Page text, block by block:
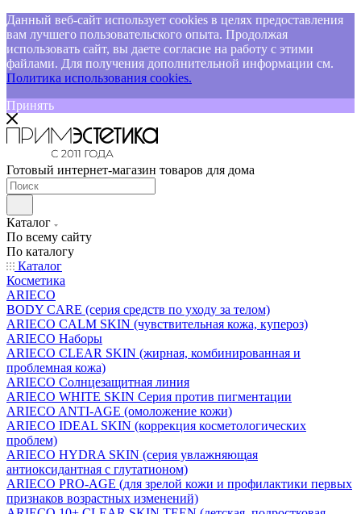
Данный веб-сайт использует cookies в целях предоставления
вам лучшего пользовательского опыта. Продолжая
использовать сайт, вы даете согласие на работу с этими
файлами. Для получения дополнительной информации см.
Политика использования cookies.
Принять
Готовый интернет-магазин товаров для дома
Каталог
По всему сайту
По каталогу
Каталог
Косметика
ARIECO
BODY CARE (серия средств по уходу за телом)
ARIECO CALM SKIN (чувствительная кожа, купероз)
ARIECO Наборы
ARIECO CLEAR SKIN (жирная, комбинированная и
проблемная кожа)
ARIECO Солнцезащитная линия
ARIECO WHITE SKIN Серия против пигментации
ARIECO ANTI-AGE (омоложение кожи)
ARIECO IDEAL SKIN (коррекция косметологических
проблем)
ARIECO HYDRA SKIN (серия увлажняющая
антиоксидантная с глутатионом)
ARIECO PRO-AGE (для зрелой кожи и профилактики первых
признаков возрастных изменений)